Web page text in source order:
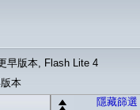
早版本, Flash Lite 4
本
隱藏篩選